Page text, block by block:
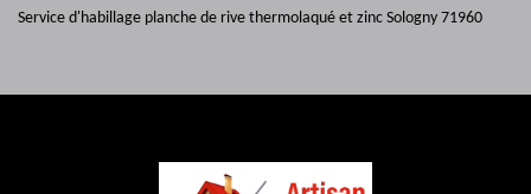
Service d'habillage planche de rive thermolaqué et zinc Sologny 71960